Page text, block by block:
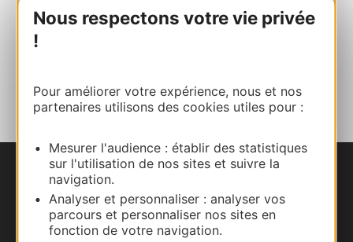
Nous respectons votre vie privée
!
Pour améliorer votre expérience, nous et nos
partenaires utilisons des cookies utiles pour :
Mesurer l'audience : établir des statistiques
sur l'utilisation de nos sites et suivre la
navigation.
Analyser et personnaliser : analyser vos
parcours et personnaliser nos sites en
fonction de votre navigation.
Site internet
Nous contacter
Carte interactive